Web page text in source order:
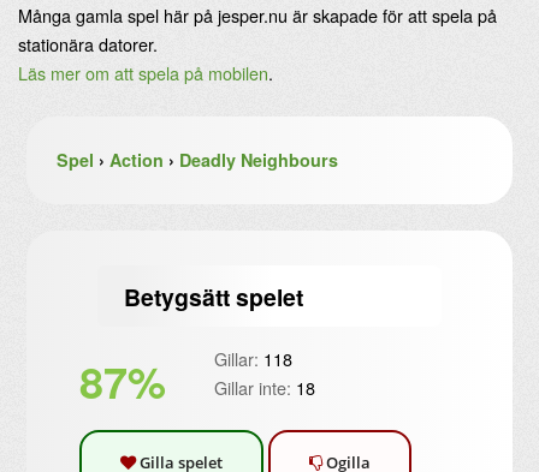
Många gamla spel här på jesper.nu är skapade för att spela på
stationära datorer.
Läs mer om att spela på mobilen.
Spel › Action › Deadly Neighbours
Betygsätt spelet
87% Gillar: 118
Gillar inte: 18
Gilla spelet Ogilla